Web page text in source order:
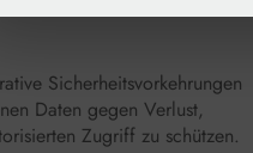
Sicherheitsvorkehrungen
Daten gegen Verlust,
Zugriff zu schützen.